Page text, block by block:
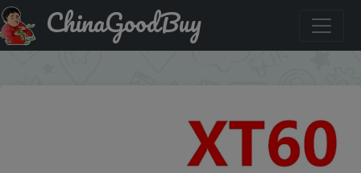
Знижка на разъемы для квадрокоптера
ChinaGoodBuy